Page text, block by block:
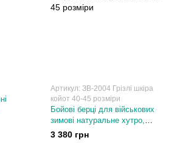
Артикул: ЗВ-2004 Грізлі шкіра
койот 40-45 розміри
Бойові берці для військових
зимові натуральне хутро,
натуральна шкіра, койот. 40-45
3 380 грн